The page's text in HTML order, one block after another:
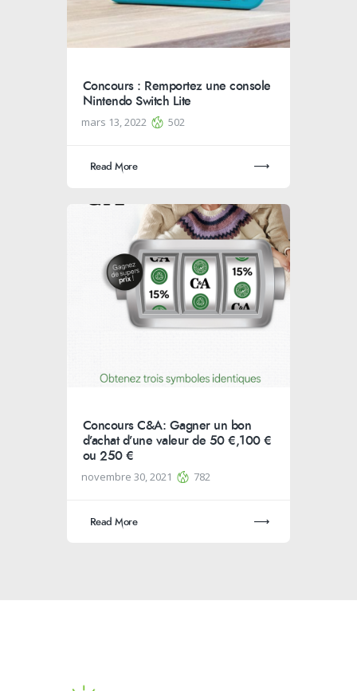
Concours : Remportez une console
Nintendo Switch Lite
mars 13, 2022 502
Read More
Concours C&A: Gagner un bon
d’achat d’une valeur de 50 €,100 €
ou 250 €
novembre 30, 2021 782
Read More